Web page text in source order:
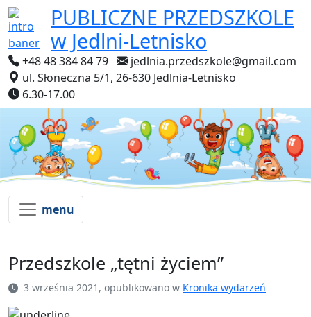
PUBLICZNE PRZEDSZKOLE
w Jedlni-Letnisko
+48 48 384 84 79
jedlnia.przedszkole@gmail.com
ul. Słoneczna 5/1, 26-630 Jedlnia-Letnisko
6.30-17.00
menu
Przedszkole „tętni życiem”
3 września 2021, opublikowano w Kronika wydarzeń